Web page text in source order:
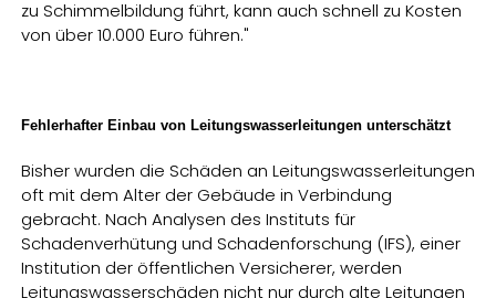
zu Schimmelbildung führt, kann auch schnell zu Kosten
von über 10.000 Euro führen."
Fehlerhafter Einbau von Leitungswasserleitungen unterschätzt
Bisher wurden die Schäden an Leitungswasserleitungen
oft mit dem Alter der Gebäude in Verbindung
gebracht. Nach Analysen des Instituts für
Schadenverhütung und Schadenforschung (IFS), einer
Institution der öffentlichen Versicherer, werden
Leitungswasserschäden nicht nur durch alte Leitungen